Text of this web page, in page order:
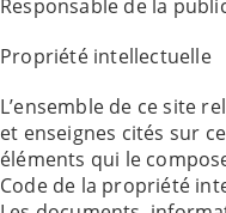
Responsable de la
Propriété intellectuelle
L’ensemble de ce site
et enseignes cités sur
éléments qui le
Code de la propriété